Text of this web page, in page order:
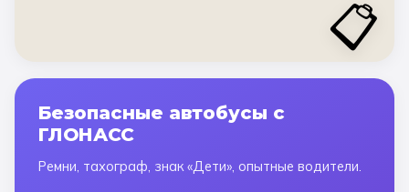
📋
Безопасные автобусы с
ГЛОНАСС
Ремни, тахограф, знак «Дети», опытные водители.